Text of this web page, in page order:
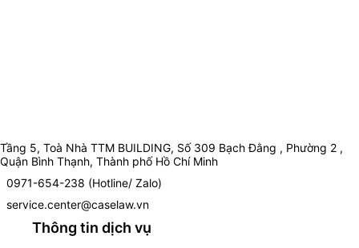
Tầng 5, Toà Nhà TTM BUILDING, Số 309 Bạch Đằng , Phường 2 ,
Quận Bình Thạnh, Thành phố Hồ Chí Minh
0971-654-238 (Hotline/ Zalo)
service.center@caselaw.vn
Thông tin dịch vụ